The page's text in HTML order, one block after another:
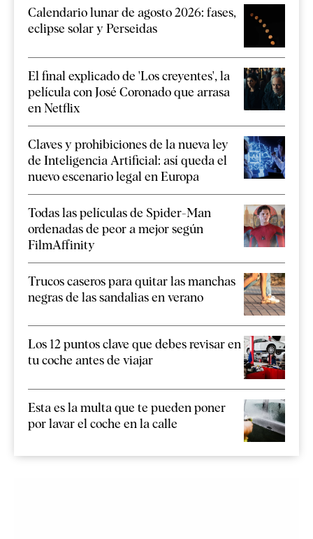
Calendario lunar de agosto 2026: fases,
eclipse solar y Perseidas
El final explicado de 'Los creyentes', la
película con José Coronado que arrasa
en Netflix
Claves y prohibiciones de la nueva ley
de Inteligencia Artificial: así queda el
nuevo escenario legal en Europa
Todas las películas de Spider-Man
ordenadas de peor a mejor según
FilmAffinity
Trucos caseros para quitar las manchas
negras de las sandalias en verano
Los 12 puntos clave que debes revisar en
tu coche antes de viajar
Esta es la multa que te pueden poner
por lavar el coche en la calle